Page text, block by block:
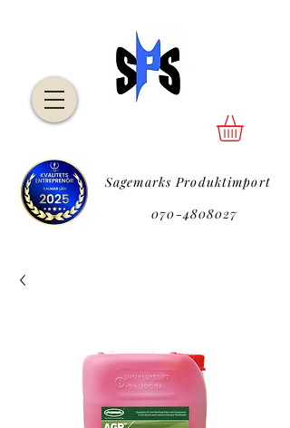
P
Sagemarks Produktimport
070-4808027
P